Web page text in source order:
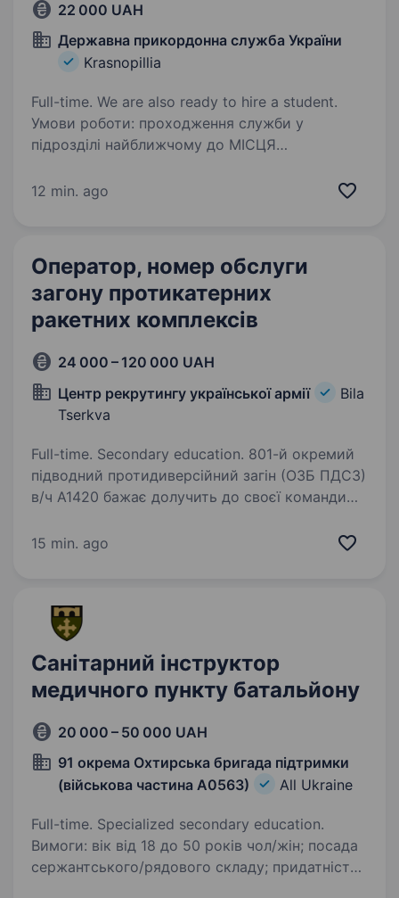
22 000 UAH
Державна прикордонна служба України
Krasnopillia
Full-time. We are also ready to hire a student.
Умови роботи: проходження служби у
підрозділі найближчому до МІСЦЯ
графік роботи в залежності від посади та
12 min. ago
Оператор, номер обслуги
загону протикатерних
ракетних комплексів
24 000 – 120 000 UAH
Центр рекрутингу української армії
Bila
Tserkva
Full-time. Secondary education. 801-й окремий
підводний протидиверсійний загін (ОЗБ ПДСЗ)
в/ч А1420 бажає долучить до своєї команди
«Оператор — номер обслуги загону
15 min. ago
Санітарний інструктор
медичного пункту батальйону
20 000 – 50 000 UAH
91 окрема Охтирська бригада підтримки
(військова частина А0563)
All Ukraine
Full-time. Specialized secondary education.
Вимоги: вік від 18 до 50 років чол/жін; посада
сержантського/рядового складу; придатність